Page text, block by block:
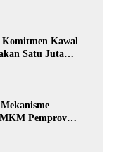
Kawal
Satu Juta
Pemprov